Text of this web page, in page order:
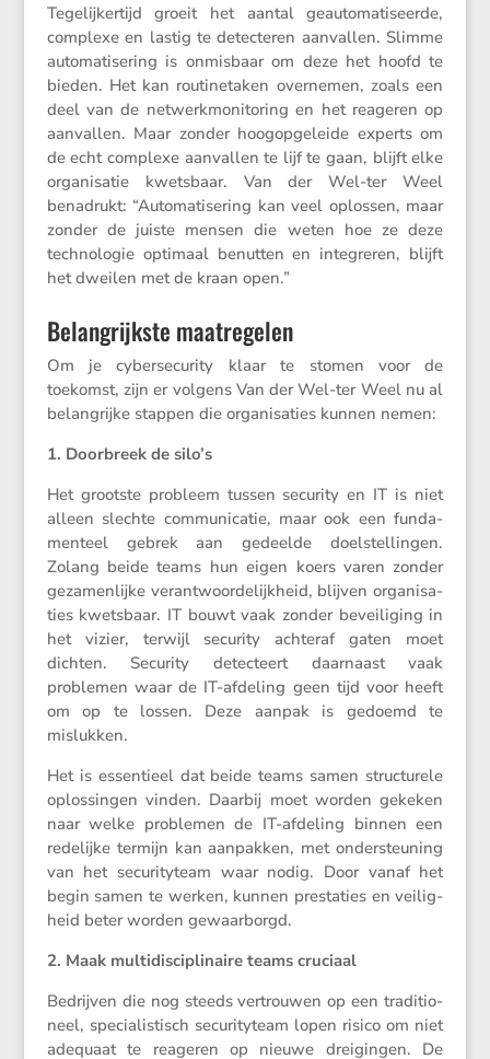
Tegelij­ker­tijd groeit het aantal geauto­ma­ti­seerde,
complexe en lastig te detec­teren aanvallen. Slimme
automa­ti­se­ring is onmis­baar om deze het hoofd te
bieden. Het kan routi­ne­taken overnemen, zoals een
deel van de netwerk­mo­ni­to­ring en het reageren op
aanvallen. Maar zonder hoogop­ge­leide experts om
de echt complexe aanvallen te lijf te gaan, blijft elke
organi­satie kwets­baar. Van der Wel-ter Weel
benadrukt: “Automa­ti­se­ring kan veel oplossen, maar
zonder de juiste mensen die weten hoe ze deze
techno­logie optimaal benutten en integreren, blijft
het dweilen met de kraan open.”
Belangrijkste maatregelen
Om je cyber­se­cu­rity klaar te stomen voor de
toekomst, zijn er volgens Van der Wel-ter Weel nu al
belang­rijke stappen die organi­sa­ties kunnen nemen:
1. Doorbreek de silo’s
Het grootste probleem tussen security en IT is niet
alleen slechte commu­ni­catie, maar ook een funda­
men­teel gebrek aan gedeelde doelstel­lingen.
Zolang beide teams hun eigen koers varen zonder
gezamen­lijke verant­woor­de­lijk­heid, blijven organi­sa­
ties kwets­baar. IT bouwt vaak zonder bevei­li­ging in
het vizier, terwijl security achteraf gaten moet
dichten. Security detec­teert daarnaast vaak
problemen waar de IT-afdeling geen tijd voor heeft
om op te lossen. Deze aanpak is gedoemd te
mislukken.
Het is essen­tieel dat beide teams samen struc­tu­rele
oplos­singen vinden. Daarbij moet worden gekeken
naar welke problemen de IT-afdeling binnen een
redelijke termijn kan aanpakken, met onder­steu­ning
van het securi­ty­team waar nodig. Door vanaf het
begin samen te werken, kunnen presta­ties en veilig­
heid beter worden gewaarborgd.
2. Maak multi­dis­ci­pli­naire teams cruciaal
Bedrijven die nog steeds vertrouwen op een tradi­ti­o­
neel, speci­a­lis­tisch securi­ty­team lopen risico om niet
adequaat te reageren op nieuwe dreigingen. De